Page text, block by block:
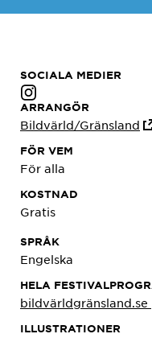
SOCIALA MEDIER
ARRANGÖR
Bildvärld/Gränsland
FÖR VEM
För alla
KOSTNAD
Gratis
SPRÅK
Engelska
HELA
bildvärldgränsland.se
ILLUSTRATIONER